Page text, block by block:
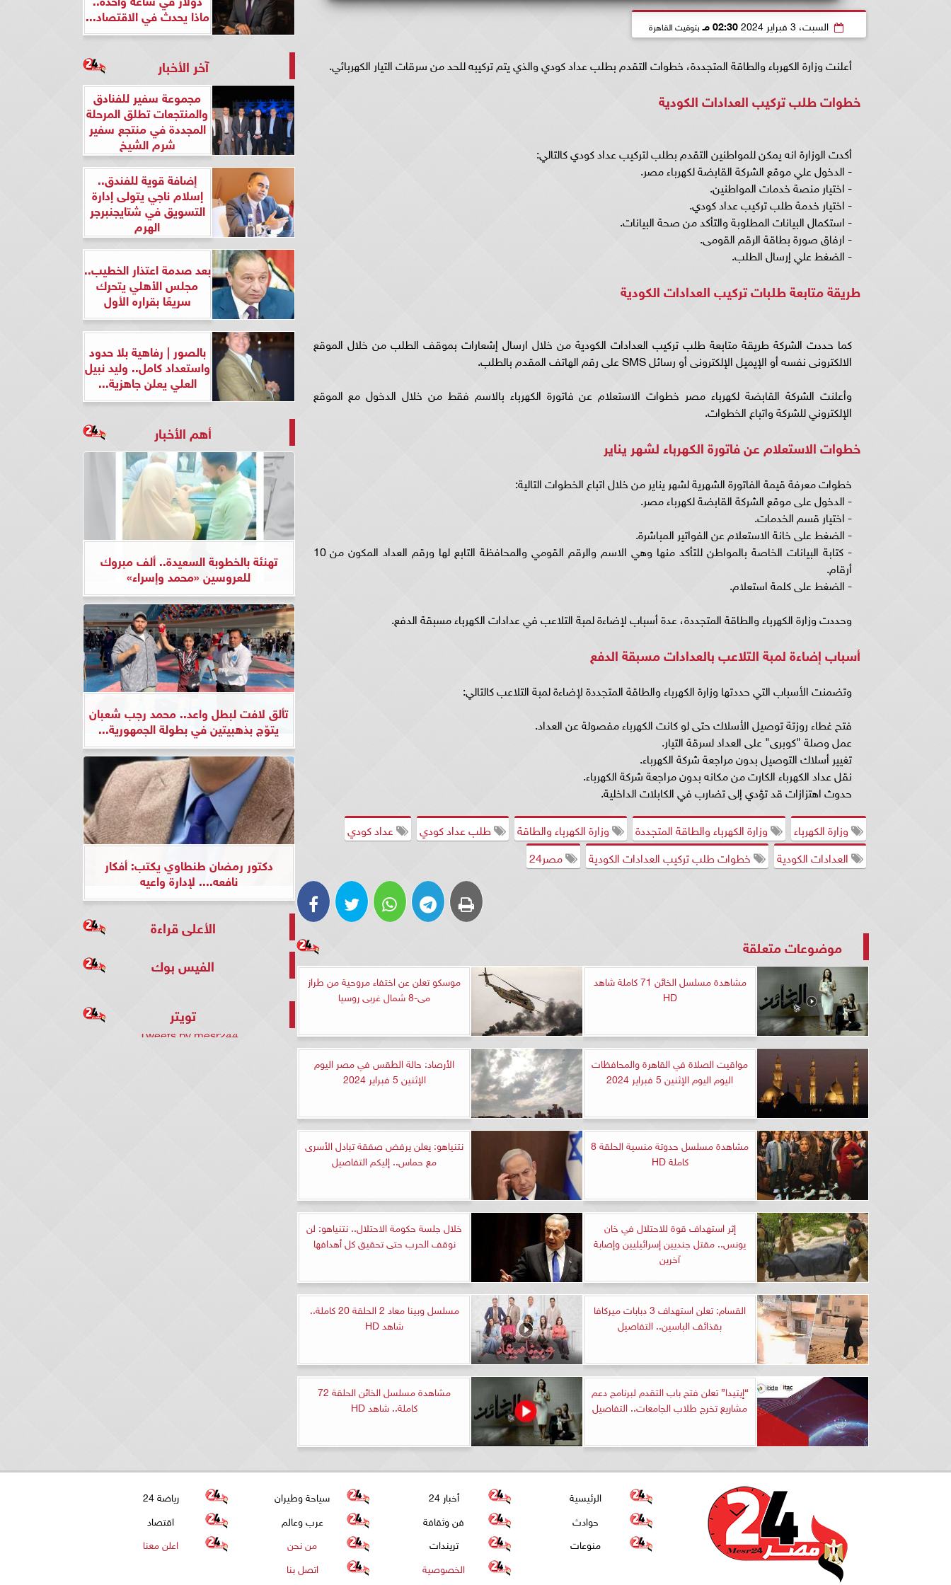
السبت، 3 فبراير 2024 02:30 مـ بتوقيت القاهرة
أعلنت وزارة الكهرباء والطاقة المتجددة، خطوات التقدم بطلب عداد كودي والذي يتم تركيبه للحد من سرقات التيار الكهربائي.
خطوات طلب تركيب العدادات الكودية
أكدت الوزارة انه يمكن للمواطنين التقدم بطلب لتركيب عداد كودي كالتالي:
- الدخول علي موقع الشركة القابضة لكهرباء مصر.
- اختيار منصة خدمات المواطنين.
- اختيار خدمة طلب تركيب عداد كودي.
- استكمال البيانات المطلوبة والتأكد من صحة البيانات.
- ارفاق صورة بطاقة الرقم القومى.
- الضغط علي إرسال الطلب.
طريقة متابعة طلبات تركيب العدادات الكودية
كما حددت الشركة طريقة متابعة طلب تركيب العدادات الكودية من خلال ارسال إشعارات بموقف الطلب من خلال الموقع
الالكترونى نفسه أو الإيميل الإلكترونى أو رسائل SMS على رقم الهاتف المقدم بالطلب.
وأعلنت الشركة القابضة لكهرباء مصر خطوات الاستعلام عن فاتورة الكهرباء بالاسم فقط من خلال الدخول مع الموقع
الإلكتروني للشركة واتباع الخطوات.
خطوات الاستعلام عن فاتورة الكهرباء لشهر يناير
خطوات معرفة قيمة الفاتورة الشهرية لشهر يناير من خلال اتباع الخطوات التالية:
- الدخول على موقع الشركة القابضة لكهرباء مصر.
- اختيار قسم الخدمات.
- الضغط على خانة الاستعلام عن الفواتير المباشرة.
- كتابة البيانات الخاصة بالمواطن للتأكد منها وهي الاسم والرقم القومي والمحافظة التابع لها ورقم العداد المكون من 10
أرقام.
- الضغط على كلمة استعلام.
وحددت وزارة الكهرباء والطاقة المتجددة، عدة أسباب لإضاءة لمبة التلاعب في عدادات الكهرباء مسبقة الدفع.
أسباب إضاءة لمبة التلاعب بالعدادات مسبقة الدفع
وتضمنت الأسباب التي حددتها وزارة الكهرباء والطاقة المتجددة لإضاءة لمبة التلاعب كالتالي:
فتح غطاء روزتة توصيل الأسلاك حتى لو كانت الكهرباء مفصولة عن العداد.
عمل وصلة "كوبرى" على العداد لسرقة التيار.
تغيير أسلاك التوصيل بدون مراجعة شركة الكهرباء.
نقل عداد الكهرباء الكارت من مكانه بدون مراجعة شركة الكهرباء.
حدوث اهتزازات قد تؤدي إلى تضارب في الكابلات الداخلية.
وزارة الكهرباء
وزارة الكهرباء والطاقة المتجددة وزارة الكهرباء والطاقة طلب عداد كودي
عداد كودي
العدادات الكودية
خطوات طلب تركيب العدادات الكودية مصر24
موضوعات متعلقة
مشاهدة مسلسل الخائن 71 كاملة شاهد
HD
موسكو تعلن عن اختفاء مروحية من طراز
مى-8 شمال غربى روسيا
مواقيت الصلاة في القاهرة والمحافظات
اليوم اليوم الإثنين 5 فبراير 2024
الأرصاد: حالة الطقس في مصر اليوم
الإثنين 5 فبراير 2024
مشاهدة مسلسل حدوتة منسية الحلقة 8
كاملة HD
نتنياهو: يعلن يرفض صفقة تبادل الأسرى
مع حماس.. إليكم التفاصيل
إثر استهداف قوة للاحتلال في خان
يونس.. مقتل جنديين إسرائيليين وإصابة
آخرين
خلال جلسة حكومة الاحتلال.. نتنياهو: لن
نوقف الحرب حتى تحقيق كل أهدافها
القسام: تعلن استهداف 3 دبابات ميركافا
بقذائف الباسين.. التفاصيل
مسلسل وبينا معاد 2 الحلقة 20 كاملة..
شاهد HD
“إيتيدا” تعلن فتح باب التقدم لبرنامج دعم
مشاريع تخرج طلاب الجامعات.. التفاصيل
مشاهدة مسلسل الخائن الحلقة 72
كاملة.. شاهد HD
ماذا يحدث في الاقتصاد...
آخر الأخبار
مجموعة سفير للفنادق
والمنتجعات تطلق المرحلة
المجددة في منتجع سفير
شرم الشيخ
إضافة قوية للفندق..
إسلام ناجي يتولى إدارة
التسويق في شتايجنبرجر
الهرم
بعد صدمة اعتذار الخطيب..
مجلس الأهلي يتحرك
سريعًا بقراره الأول
بالصور | رفاهية بلا حدود
واستعداد كامل.. وليد نبيل
العلي يعلن جاهزية...
أهم الأخبار
تهنئة بالخطوبة السعيدة.. ألف مبروك
للعروسين «محمد وإسراء»
تألق لافت لبطل واعد.. محمد رجب شعبان
يتوّج بذهبيتين في بطولة الجمهورية...
دكتور رمضان طنطاوي يكتب: أفكار
نافعه.... لإدارة واعيه
الأعلى قراءة
الفيس بوك
تويتر
Tweets by mesr244
الرئيسية أخبار 24 سياحة وطيران
رياضة 24
حوادث
فن وثقافة عرب وعالم
اقتصاد
منوعات
تريندات من نحن
اعلن معنا
الخصوصية
اتصل بنا